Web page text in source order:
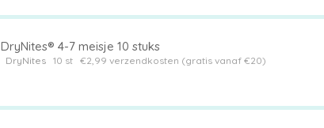
DryNites® 4-7 meisje 10 stuks
DryNites10 st €2,99 verzendkosten (gratis vanaf €20)